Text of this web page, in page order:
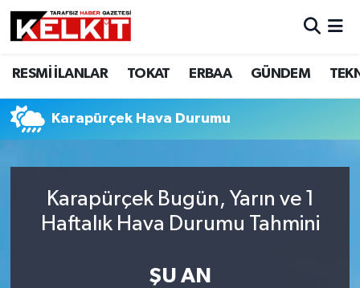
RESMİ İLANLAR TOKAT ERBAA GÜNDEM
Karapürçek Hava Durumu
Karapürçek Bugün, Yarın ve 1
Haftalık Hava Durumu Tahmini
ŞU AN